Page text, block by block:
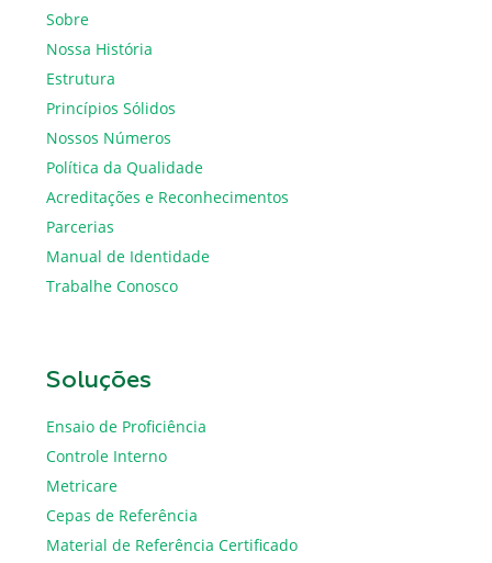
Sobre
Nossa História
Estrutura
Princípios Sólidos
Nossos Números
Política da Qualidade
Acreditações e Reconhecimentos
Parcerias
Manual de Identidade
Trabalhe Conosco
Soluções
Ensaio de Proficiência
Controle Interno
Metricare
Cepas de Referência
Material de Referência Certificado